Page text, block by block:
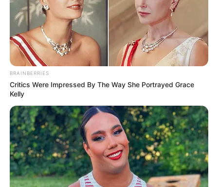
sudah banyak sekolah yang menjadikan tarian ini sebagai kegiatan
ekstrakurikuler.
Meskipun tidak menjadi pemainnya, sudah selayaknya setiap
generasi muda juga mengenal dan melestarikannya sebagai bentuk
apresiasi pada budaya negeri sendiri.
TAGS STORY TARI RATOH JAROE
BRAINBERRIES
Critics Were Impressed By The Way She Portrayed Grace
Kelly